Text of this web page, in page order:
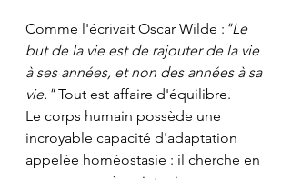
Comme l'écrivait Oscar Wilde : "Le
but de la vie est de rajouter de la vie
à ses années, et non des années à sa
vie." Tout est affaire d'équilibre.
Le corps humain possède une
incroyable capacité d'adaptation
appelée homéostasie : il cherche en